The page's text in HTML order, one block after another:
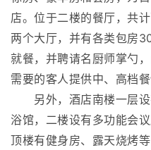
店。位于二楼的餐厅，共
两个大厅，并有各类包房
就餐，并聘请名厨师掌勺
需要的客人提供中、高档餐
另外，酒店南楼一层设
浴馆，二楼设有多功能会
顶楼有健身房、露天烧烤